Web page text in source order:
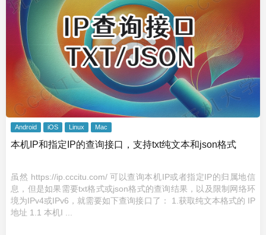
Android iOS Linux Mac
本机IP和指定IP的查询接口，支持txt纯文本和json格式
虽然 https://ip.cccitu.com/ 可以查询本机IP或者指定IP的归属地信
息，但是如果需要txt格式或json格式的查询结果，以及限制网络环
境为IPv4或IPv6，就需要如下查询接口了： 1.获取纯文本格式的 IP
地址 1.1 本机I ...